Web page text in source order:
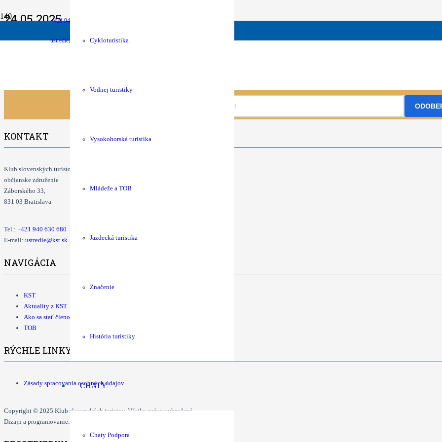
+421 940 630 680
ustredie@kst.sk Cykloturistika
Vodnej turistiky
Vysokohorská turistika
Mládeže a TOB
Jazdecká turistika
Značenie
História turistiky
CHATY
Chaty Podpora
24.05.2025
Info: Jozef Rajprich +421908865439 viktoriahikkerova11@gmail.com
KONTAKT
Klub slovenských turistov
občianske združenie
Záborského 33,
831 03 Bratislava
Tel.: +421 940 630 680
E-mail: ustredie@kst.sk
NAVIGÁCIA
KST
Aktuality z KST
Ako sa stať členom KST
TOB
RÝCHLE LINKY
Zásady spracovania osobných údajov
Copyright © 2025 Klub slovenských turistov. Všetky práva vyhradené.
Dizajn a programovanie: Dušan Ďurčo, Tomáš Grman.